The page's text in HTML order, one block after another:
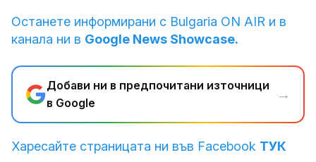
Останете информирани с Bulgaria ON AIR и в
канала ни в Google News Showcase.
Добави ни в предпочитани източници
в Google
→
Харесайте страницата ни във Facebook ТУК